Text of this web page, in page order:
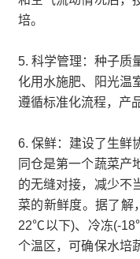
培。
5. 科学管理：种子质
化用水施肥、阳光温
遵循标准化流程，产
6. 保鲜：建设了生鲜
同仓是第一个蔬菜产
的无缝对接，减少不
菜的新鲜度。据了解
22℃以下)、冷冻(-
个温区，可确保水培